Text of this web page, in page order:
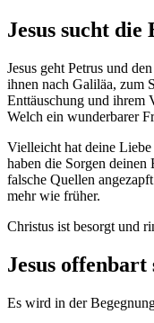
Jesus sucht die
Jesus geht Petrus und
ihnen nach Galiläa, zum
Enttäuschung und ihrem
Welch ein wunderbarer
Vielleicht hat deine
haben die Sorgen
falsche Quellen
mehr wie früher.
Christus ist besorgt und
Jesus offenbart
Es wird in der